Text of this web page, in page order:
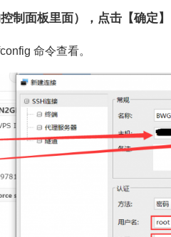
制面板里面），点击【确定】
命令查看。